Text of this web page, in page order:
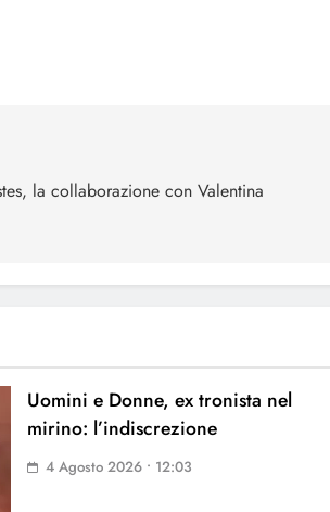
la collaborazione con Valentina
Uomini e Donne, ex tronista nel
mirino: l’indiscrezione
4 Agosto 2026 • 12:03